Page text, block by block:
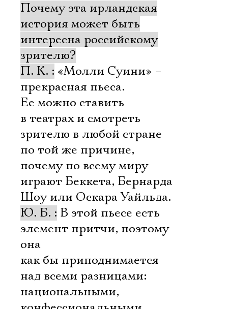
Почему эта ирландская
история может быть
интересна российскому
зрителю?
П. К. : «Молли Суини» –
прекрасная пьеса.
Ее можно ставить
в театрах и смотреть
зрителю в любой стране
по той же причине,
почему по всему миру
играют Беккета, Бернарда
Шоу или Оскара Уайльда.
Ю. Б. : В этой пьесе есть
элемент притчи, поэтому
она
как бы приподнимается
над всеми разницами:
национальными,